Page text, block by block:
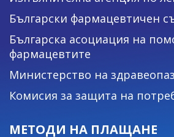
Български фармацевтичен
Българска асоциация на
фармацевтите
Министерство на
Комисия за защита на
МЕТОДИ НА ПЛАЩАНЕ